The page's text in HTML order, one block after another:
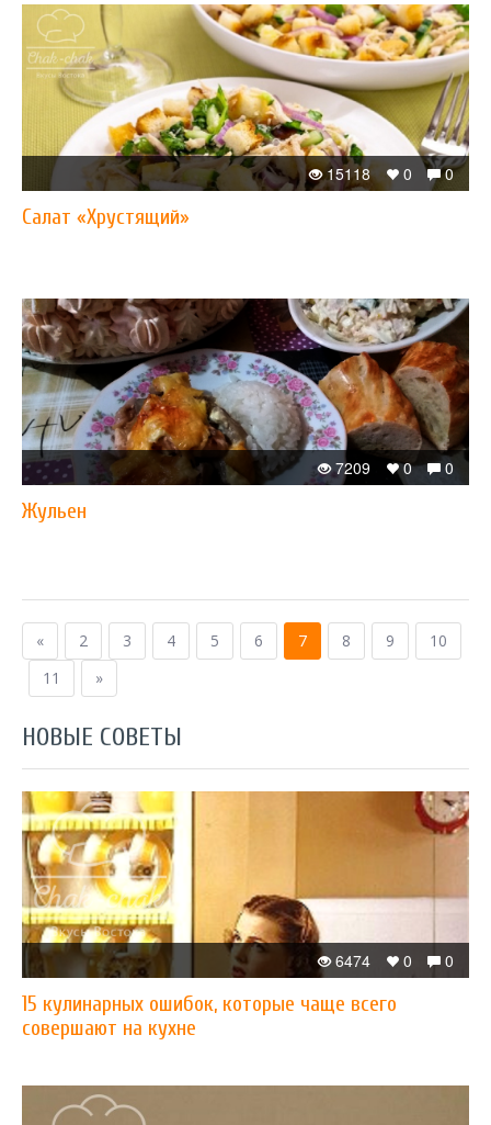
0
0
15118
Салат «Хрустящий»
0
0
7209
Жульен
« 2 3 4 5 6 7 8 9
10
11
»
НОВЫЕ СОВЕТЫ
0
0
6474
15 кулинарных ошибок, которые чаще всего
совершают на кухне